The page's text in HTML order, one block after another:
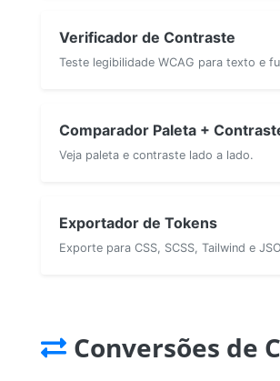
Verificador de Contraste
Teste legibilidade WCAG para texto e
Comparador Paleta +
Veja paleta e contraste lado a lado.
Exportador de Tokens
Exporte para CSS, SCSS, Tailwind e
Conversões de